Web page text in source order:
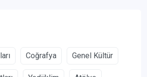
Coğrafya Genel Kültür